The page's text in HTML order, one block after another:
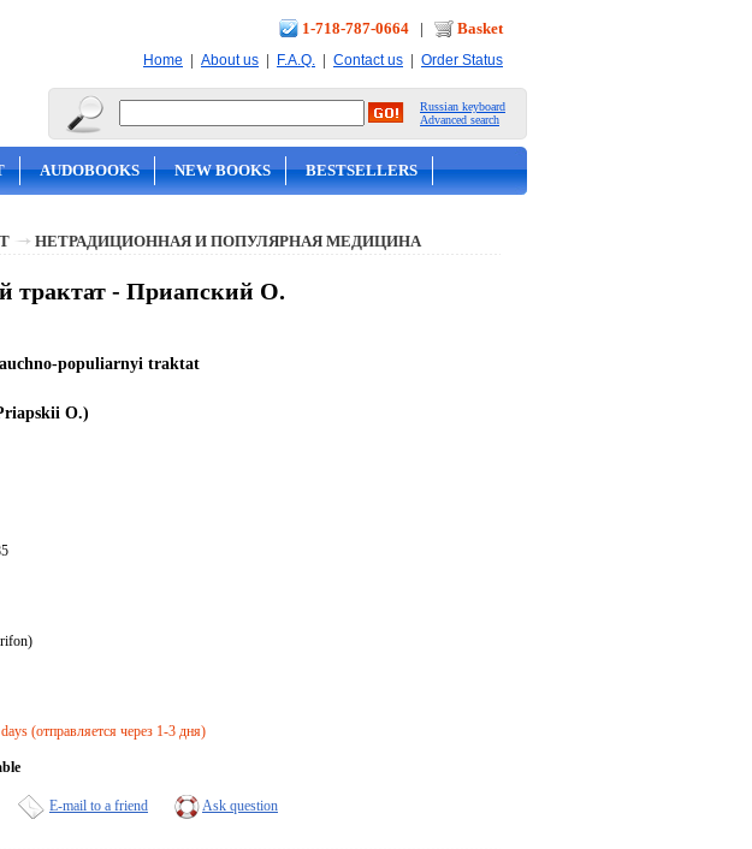
1-718-787-0664 | Basket
Home | About us | F.A.Q. | Contact us | Order Status
Russian keyboard
Advanced search
AUDOBOOKS NEW BOOKS BESTSELLERS
НЕТРАДИЦИОННАЯ И ПОПУЛЯРНАЯ МЕДИЦИНА
трактат - Приапский О.
populiarnyi traktat
O.)
(отправляется через 1-3 дня)
E-mail to a friend Ask question